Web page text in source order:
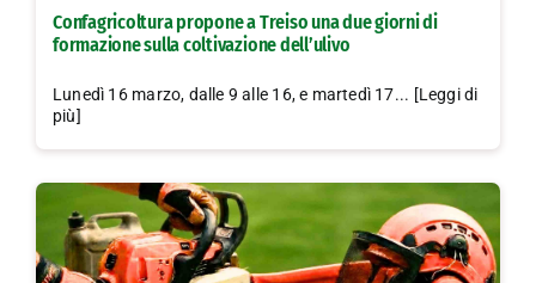
Confagricoltura propone a Treiso una due giorni di
formazione sulla coltivazione dell’ulivo
Lunedì 16 marzo, dalle 9 alle 16, e martedì 17... [Leggi di
più]